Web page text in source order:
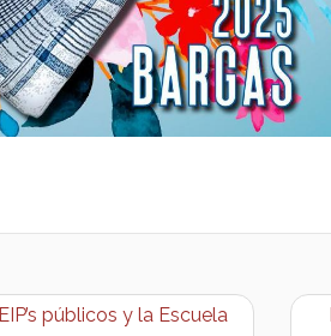
públicos y la Escuela